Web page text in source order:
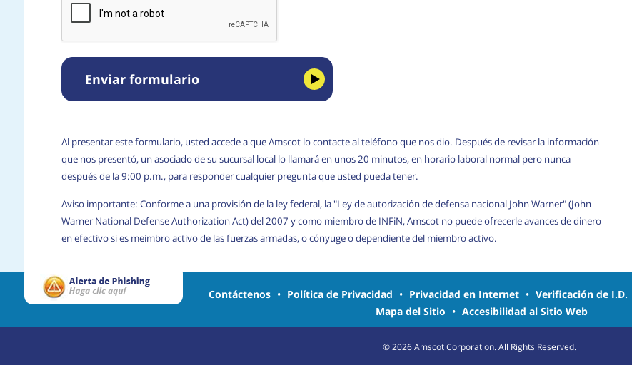
Enviar formulario
Al presentar este formulario, usted accede a que Amscot lo contacte al teléfono que nos dio. Después de revisar la información
que nos presentó, un asociado de su sucursal local lo llamará en unos 20 minutos, en horario laboral normal pero nunca
después de la 9:00 p.m., para responder cualquier pregunta que usted pueda tener.
Aviso importante: Conforme a una provisión de la ley federal, la "Ley de autorización de defensa nacional John Warner" (John
Warner National Defense Authorization Act) del 2007 y como miembro de INFiN, Amscot no puede ofrecerle avances de dinero
en efectivo si es meimbro activo de las fuerzas armadas, o cónyuge o dependiente del miembro activo.
Contáctenos • Política de Privacidad • Privacidad en Internet • Verificación de I.D.
Mapa del Sitio • Accesibilidad al Sitio Web
©2026Amscot Corporation. All Rights Reserved.